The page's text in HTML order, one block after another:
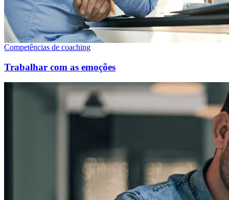
Competências de coaching
Trabalhar com as emoções